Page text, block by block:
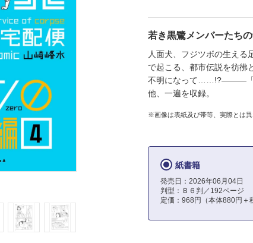
若き黒鷺メンバーたち
人面犬、フジツボの生える
で起こる、都市伝説を彷彿
不明になって……!?―――
他、一遍を収録。
※画像は表紙及び帯等、実際とは異
紙書籍
発売日：2026年06月04日
判型：Ｂ６判／192ページ
定価：968円（本体880円＋